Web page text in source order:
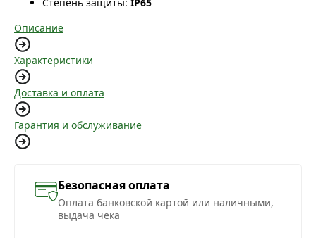
Описание
Характеристики
Доставка и оплата
Гарантия и обслуживание
Безопасная оплата
Оплата банковской картой или наличными,
выдача чека